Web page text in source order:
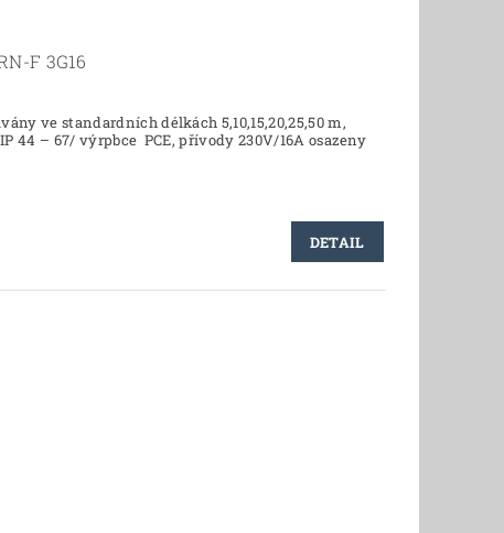
F 3G16
ve standardních délkách 5,10,15,20,25,50 m,
44 – 67/ výrpbce PCE, přívody 230V/16A osazeny
DETAIL